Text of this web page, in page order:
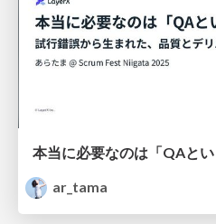
ar_tama